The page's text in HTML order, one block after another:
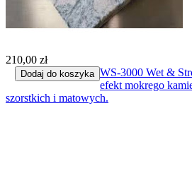
210,00 zł
Dodaj do koszyka WS-3000 Wet &
efekt mokrego
szorstkich i matowych.